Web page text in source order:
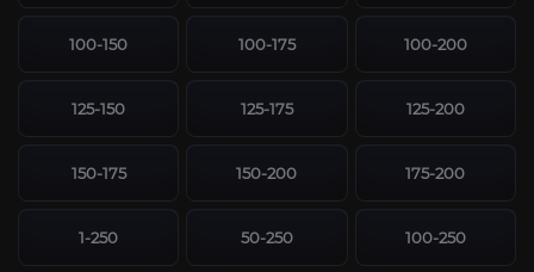
100-150 100-175 100-200
125-150 125-175 125-200
150-175 150-200 175-200
1-250 50-250 100-250